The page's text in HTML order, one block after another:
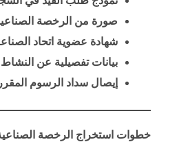
​صورة من الرخصة
​شهادة عضوية اتحاد
​بيانات تفصيلية عن
​إيصال سداد الرسوم
خطوات استخراج الرخصة